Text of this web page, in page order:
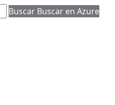
Buscar Buscar en Azure